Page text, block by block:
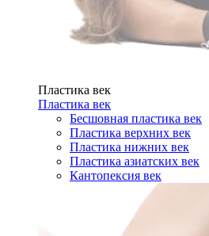
Пластика век
Пластика век
Бесшовная пластика век
Пластика верхних век
Пластика нижних век
Пластика азиатских век
Кантопексия век